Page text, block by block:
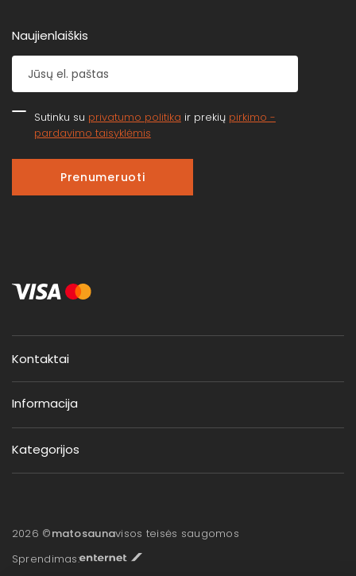
Kontaktai
Informacija
Kategorijos
Naujienlaiškis
Sutinku su privatumo politika ir prekių pirkimo -
pardavimo taisyklėmis
Prenumeruoti
2026 ©matosaunavisos teisės saugomos
Sprendimas: